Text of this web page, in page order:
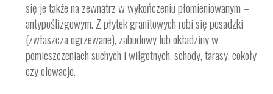
się je także na zewnątrz w wykończeniu płomieniowanym –
antypoślizgowym. Z płytek granitowych robi się posadzki
(zwłaszcza ogrzewane), zabudowy lub okładziny w
pomieszczeniach suchych i wilgotnych, schody, tarasy, cokoły
czy elewacje.